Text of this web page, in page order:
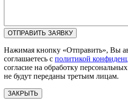
Нажимая кнопку «Отправить», Вы
соглашаетесь с политикой
согласие на обработку
не будут переданы третьим лицам.
ЗАКРЫТЬ